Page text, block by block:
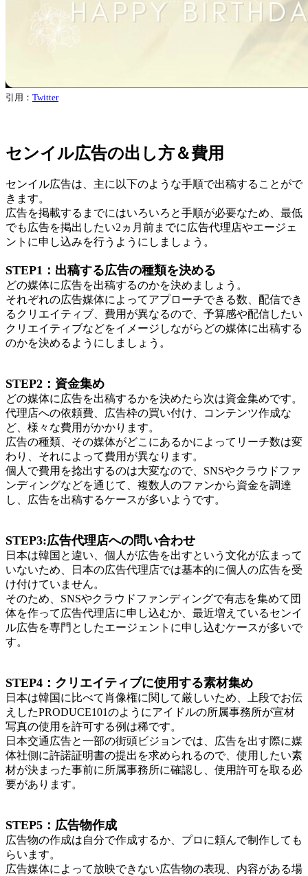
引用： Twitter
センイル広告の出し方＆費用
センイル広告は、主に以下のような手順で出稿することがで
きます。
広告を掲載するまでにはいろいろと手順が必要なため、最低
でも広告を掲出したい2ヵ月前までに広告代理店やエージェ
ントに申し込みを行うようにしましょう。
STEP1：出稿する広告の種類を決める
どの媒体に広告を出稿するのかを決めましょう。
それぞれの広告媒体によってアプローチできる数、配信でき
るクリエイティブ、費用が異なるので、予算感や配信したい
クリエイティブなどをイメージしながらどの媒体に出稿する
のかを決めるようにしましょう。
STEP2：資金集め
どの媒体に広告を出稿するかを決めたら次は資金集めです。
代理店への依頼費、広告枠の買い付け、コンテンツ作成な
ど、様々な費用がかかります。
広告の種類、その媒体がどこにあるかによってリーチ数は変
わり、それによって費用が異なります。
個人で費用を捻出するのは大変なので、SNSやクラウドファ
ンディングなどを通じて、複数人のファンから資金を調達
し、広告を出稿するケースが多いようです。
STEP3:広告代理店への問い合わせ
日本は韓国と違い、個人が広告を出すという文化が広まって
いないため、日本の広告代理店では基本的に個人の広告を受
け付けていません。
そのため、SNSやクラウドファンディングで有志を集めて団
体を作って広告代理店に申し込むか、最近増えているセンイ
ル広告を専門としたエージェントに申し込むケースが多いで
す。
STEP4：クリエイティブに使用する素材集め
日本は韓国に比べて肖像権に関して厳しいため、上段でお伝
えしたPRODUCE101のようにアイドルの所属事務所が宣材
写真の使用を許可する例は稀です。
日本交通広告と一部の街頭ビジョンでは、広告を出す際に媒
体社側に許諾証明書の提出を求められるので、使用したい素
材が決まった事前に所属事務所に確認し、使用許可を取る必
要があります。
STEP5：広告物作成
広告物の作成は自分で作成するか、プロに頼んで制作しても
らいます。
広告媒体によって放映できない広告物の表現、内容がある場